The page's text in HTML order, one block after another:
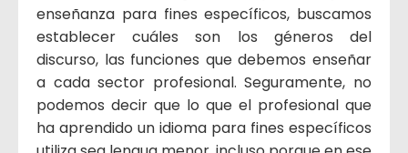
enseñanza para fines específicos, buscamos
establecer cuáles son los géneros del
discurso, las funciones que debemos enseñar
a cada sector profesional. Seguramente, no
podemos decir que lo que el profesional que
ha aprendido un idioma para fines específicos